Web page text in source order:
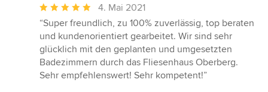
Durchschnittliche
Bewertung:
5
von
5
Sternen
4. Mai 2021
“Super freundlich, zu 100% zuverlässig, top beraten
und kundenorientiert gearbeitet. Wir sind sehr
glücklich mit den geplanten und umgesetzten
Badezimmern durch das Fliesenhaus Oberberg.
Sehr empfehlenswert! Sehr kompetent!”